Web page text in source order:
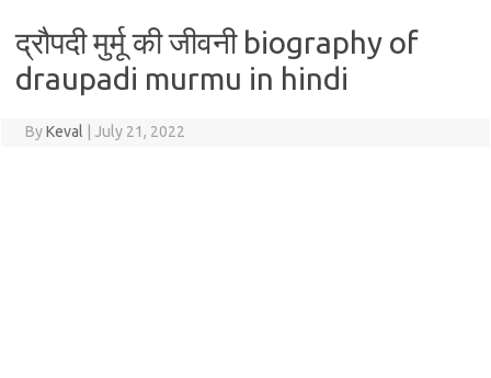
द्रौपदी मुर्मू की जीवनी biography of
draupadi murmu in hindi
ByKeval July 21, 2022